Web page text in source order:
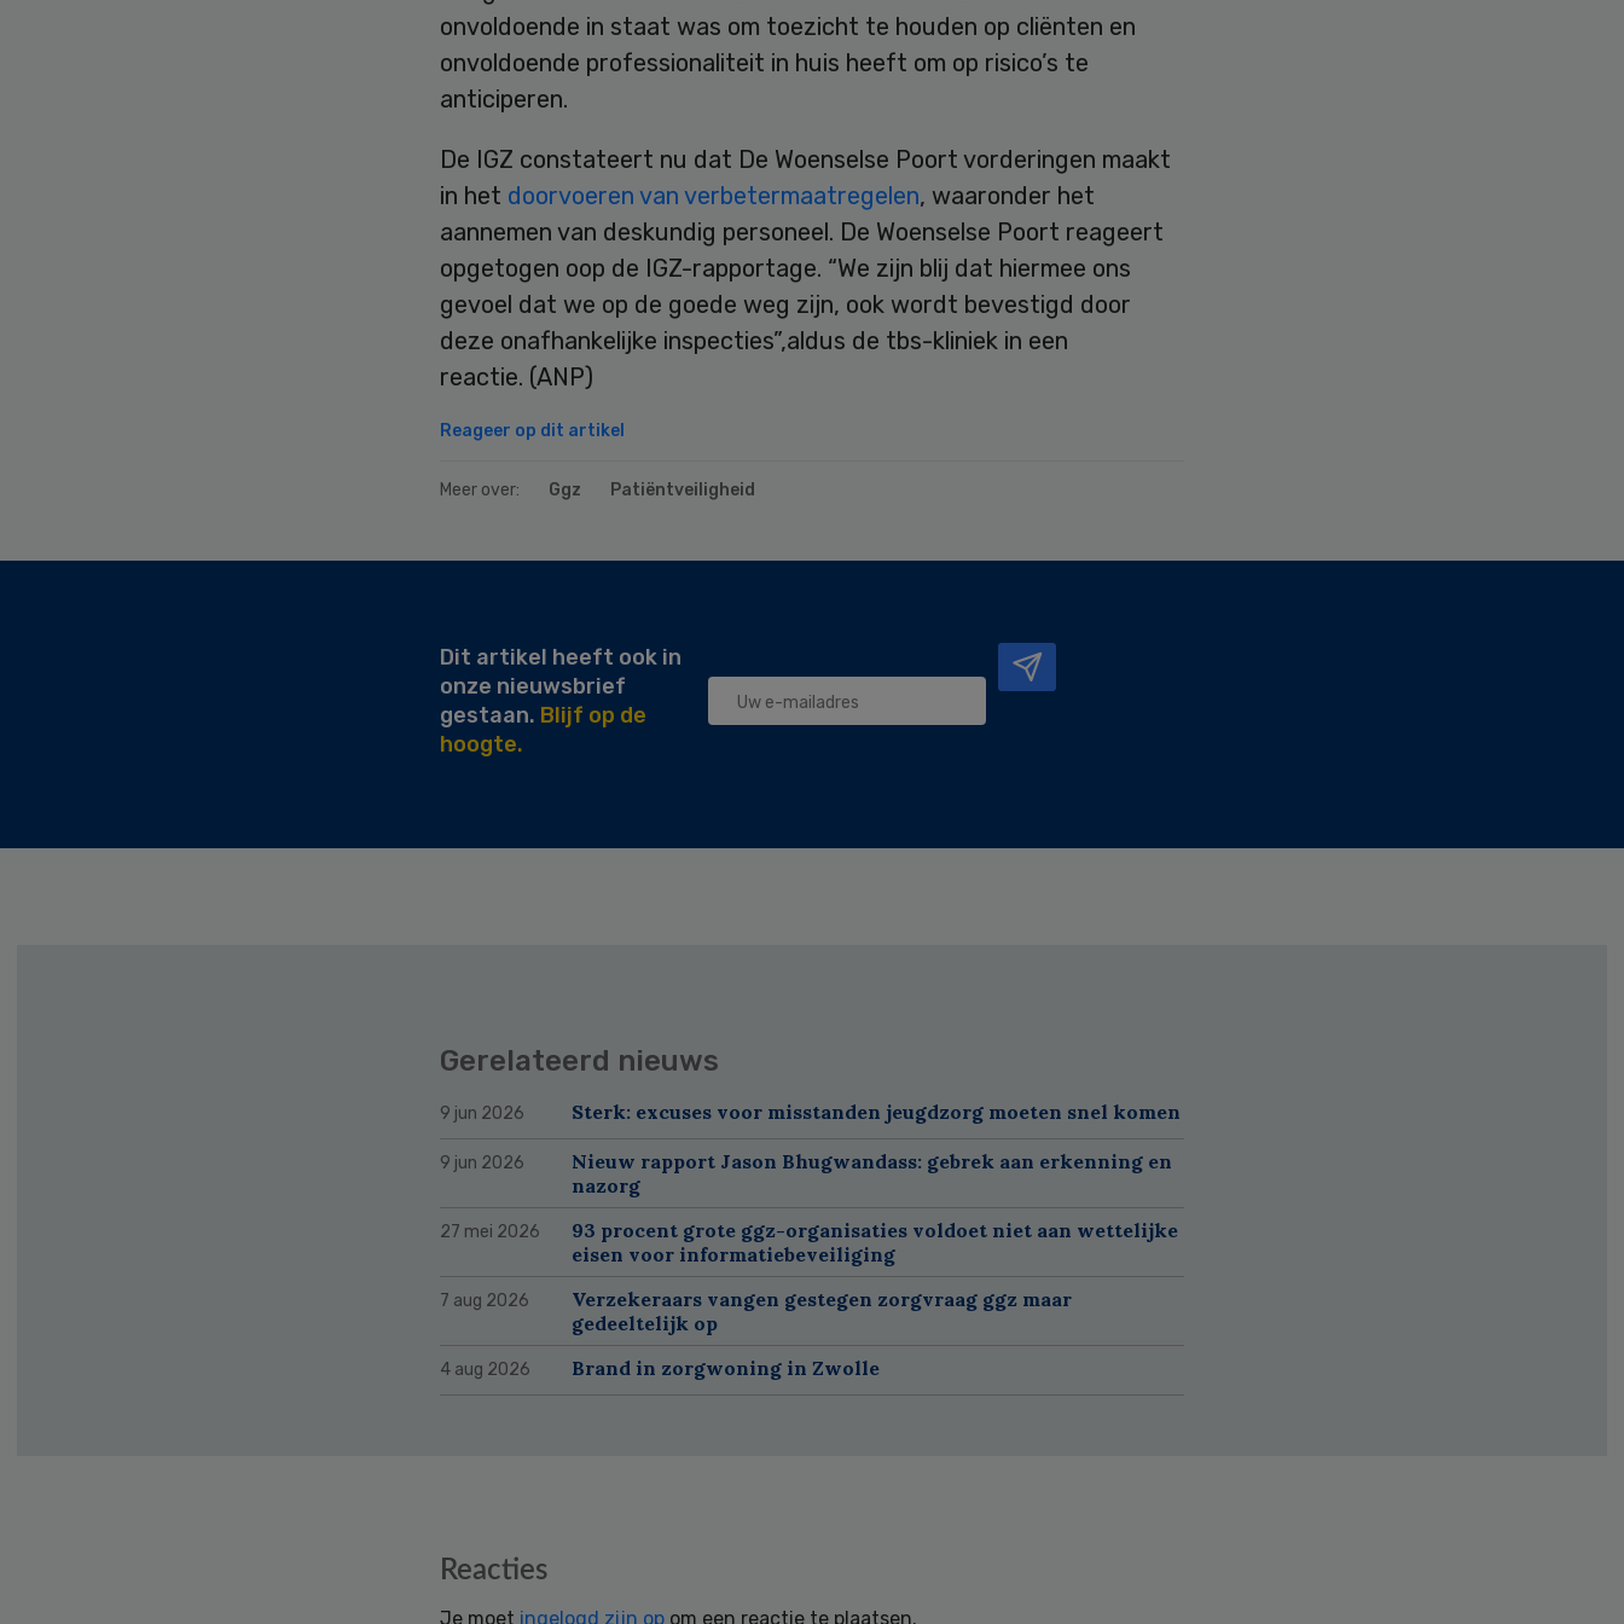
onvoldoende in staat was om toezicht te houden op cliënten en
onvoldoende professionaliteit in huis heeft om op risico’s te
anticiperen.
De IGZ constateert nu dat De Woenselse Poort vorderingen maakt
in het doorvoeren van verbetermaatregelen, waaronder het
aannemen van deskundig personeel. De Woenselse Poort reageert
opgetogen oop de IGZ-rapportage. “We zijn blij dat hiermee ons
gevoel dat we op de goede weg zijn, ook wordt bevestigd door
deze onafhankelijke inspecties”,aldus de tbs-kliniek in een
reactie. (ANP)
Reageer op dit artikel
Meer over: Ggz Patiëntveiligheid
Dit artikel heeft ook in
onze nieuwsbrief
gestaan. Blijf op de
hoogte.
Gerelateerd nieuws
9 jun 2026 Sterk: excuses voor misstanden jeugdzorg moeten snel komen
9 jun 2026
Nieuw rapport Jason Bhugwandass: gebrek aan erkenning en
nazorg
27 mei 2026
93 procent grote ggz-organisaties voldoet niet aan wettelijke
eisen voor informatiebeveiliging
7 aug 2026
Verzekeraars vangen gestegen zorgvraag ggz maar
gedeeltelijk op
4 aug 2026 Brand in zorgwoning in Zwolle
Reacties
Je moet ingelogd zijn op om een reactie te plaatsen.